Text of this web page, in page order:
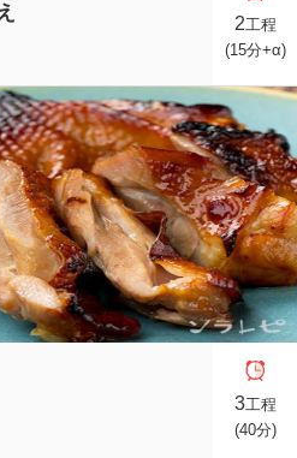
2工程
(15分+α)
3工程
(40分)